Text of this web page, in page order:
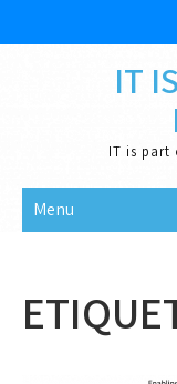
IT
IT is part
Menu